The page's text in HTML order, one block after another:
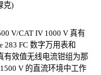
克)
V/CAT IV 1000 V 真有
283 FC 数字万用表和
有效值无线电流钳组为那
V 的直流环境中工作